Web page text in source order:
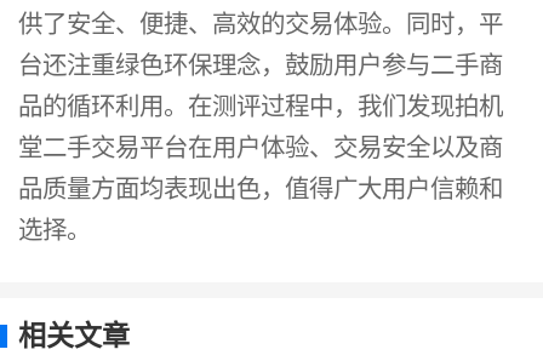
供了安全、便捷、高效的交易体验。同时，平
台还注重绿色环保理念，鼓励用户参与二手商
品的循环利用。在测评过程中，我们发现拍机
堂二手交易平台在用户体验、交易安全以及商
品质量方面均表现出色，值得广大用户信赖和
选择。
相关文章